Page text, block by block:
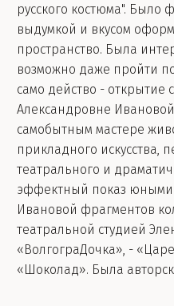
русского костюма". Было
выдумкой и вкусом
пространство. Была
возможно даже пройти
само действо - открытие
Александровне
самобытным мастере
прикладного искусства,
театрального и
эффектный показ юными
Ивановой фрагментов
театральной студией
«ВолгограДочка», -
«Шоколад». Была